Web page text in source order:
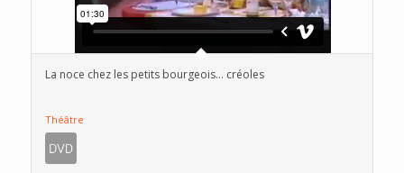
La noce chez les petits bourgeois… créoles
Théâtre